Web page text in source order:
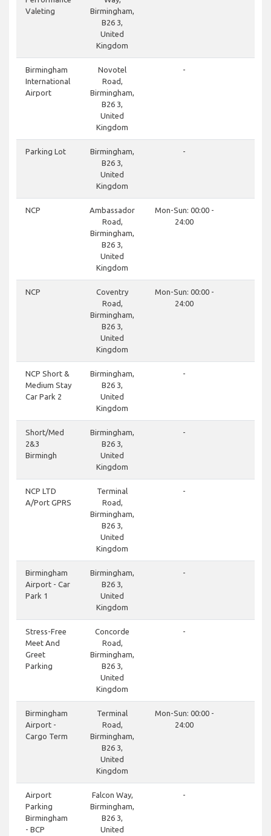
Valeting
Birmingham,
B26 3,
United
Kingdom
Birmingham
International
Airport
Novotel
Road,
Birmingham,
B26 3,
United
Kingdom
-
Parking Lot
Birmingham,
B26 3,
United
Kingdom
-
NCP
Ambassador
Road,
Birmingham,
B26 3,
United
Kingdom
Mon-Sun: 00:00 -
24:00
NCP
Coventry
Road,
Birmingham,
B26 3,
United
Kingdom
Mon-Sun: 00:00 -
24:00
NCP Short &
Medium Stay
Car Park 2
Birmingham,
B26 3,
United
Kingdom
-
Short/Med
2&3
Birmingh
Birmingham,
B26 3,
United
Kingdom
-
NCP LTD
A/Port GPRS
Terminal
Road,
Birmingham,
B26 3,
United
Kingdom
-
Birmingham
Airport - Car
Park 1
Birmingham,
B26 3,
United
Kingdom
-
Stress-Free
Meet And
Greet
Parking
Concorde
Road,
Birmingham,
B26 3,
United
Kingdom
-
Birmingham
Airport -
Cargo Term
Terminal
Road,
Birmingham,
B26 3,
United
Kingdom
Mon-Sun: 00:00 -
24:00
Airport
Parking
Birmingham
- BCP
Falcon Way,
Birmingham,
B26 3,
United
-